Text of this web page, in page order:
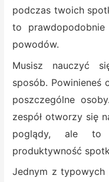
podczas twoich
to prawdopodobnie
powodów.
Musisz nauczyć
sposób. Powinieneś
poszczególne
zespół otworzy się
poglądy, ale to
produktywność
Jednym z typowych